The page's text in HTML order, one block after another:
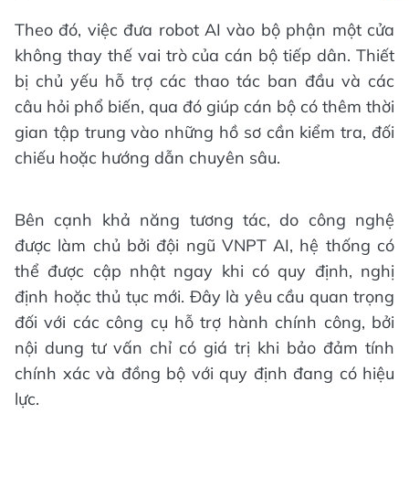
Theo đó, việc đưa robot AI vào bộ phận một cửa
không thay thế vai trò của cán bộ tiếp dân. Thiết
bị chủ yếu hỗ trợ các thao tác ban đầu và các
câu hỏi phổ biến, qua đó giúp cán bộ có thêm thời
gian tập trung vào những hồ sơ cần kiểm tra, đối
chiếu hoặc hướng dẫn chuyên sâu.
Bên cạnh khả năng tương tác, do công nghệ
được làm chủ bởi đội ngũ VNPT AI, hệ thống có
thể được cập nhật ngay khi có quy định, nghị
định hoặc thủ tục mới. Đây là yêu cầu quan trọng
đối với các công cụ hỗ trợ hành chính công, bởi
nội dung tư vấn chỉ có giá trị khi bảo đảm tính
chính xác và đồng bộ với quy định đang có hiệu
lực.